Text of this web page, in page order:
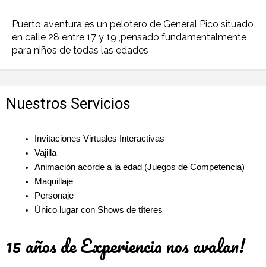
Puerto aventura es un pelotero de General Pico situado
en calle 28 entre 17 y 19 ,pensado fundamentalmente
para niños de todas las edades
Nuestros Servicios
Invitaciones Virtuales Interactivas
Vajilla
Animación acorde a la edad (Juegos de Competencia)
Maquillaje
Personaje
Único lugar con Shows de títeres
15 años de Experiencia nos avalan!